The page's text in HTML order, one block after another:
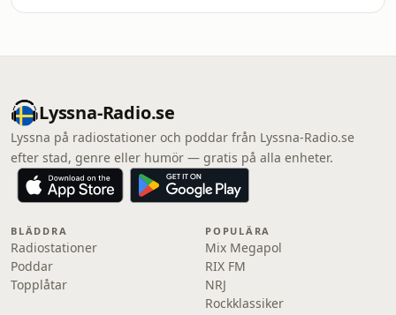
Lyssna-Radio.se
Lyssna på radiostationer och poddar från Lyssna-Radio.se
efter stad, genre eller humör — gratis på alla enheter.
BLÄDDRA
Radiostationer
Poddar
Topplåtar
POPULÄRA
Mix Megapol
RIX FM
NRJ
Rockklassiker